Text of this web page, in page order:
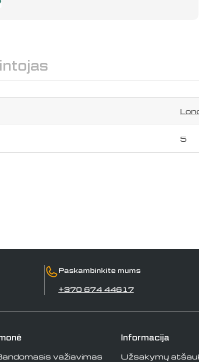
Laukai, pažymėti *, yra
5
Paskambinkite mums
+370 674 44617
važiavimas
Informacija
Užsakymų